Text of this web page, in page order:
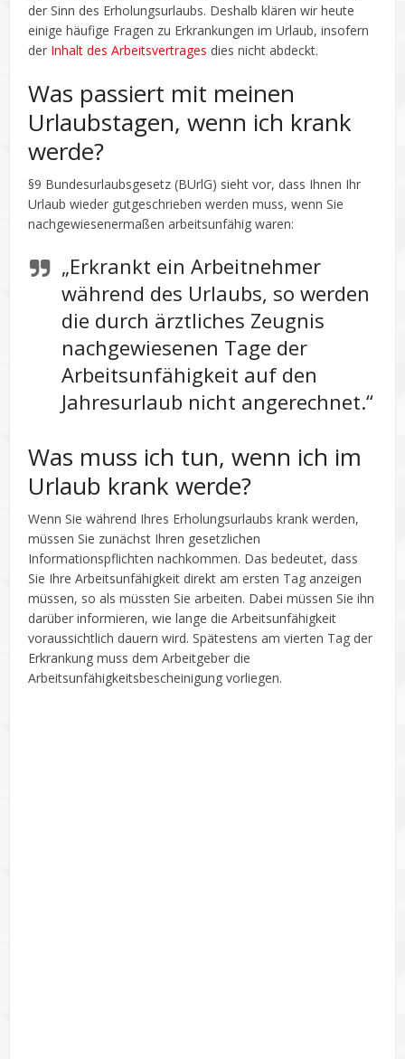
der Sinn des Erholungsurlaubs. Deshalb klären wir heute
einige häufige Fragen zu Erkrankungen im Urlaub, insofern
der Inhalt des Arbeitsvertrages dies nicht abdeckt.
Was passiert mit meinen
Urlaubstagen, wenn ich krank
werde?
§9 Bundesurlaubsgesetz (BUrlG) sieht vor, dass Ihnen Ihr
Urlaub wieder gutgeschrieben werden muss, wenn Sie
nachgewiesenermaßen arbeitsunfähig waren:
„Erkrankt ein Arbeitnehmer
während des Urlaubs, so werden
die durch ärztliches Zeugnis
nachgewiesenen Tage der
Arbeitsunfähigkeit auf den
Jahresurlaub nicht angerechnet.“
Was muss ich tun, wenn ich im
Urlaub krank werde?
Wenn Sie während Ihres Erholungsurlaubs krank werden,
müssen Sie zunächst Ihren gesetzlichen
Informationspflichten nachkommen. Das bedeutet, dass
Sie Ihre Arbeitsunfähigkeit direkt am ersten Tag anzeigen
müssen, so als müssten Sie arbeiten. Dabei müssen Sie ihn
darüber informieren, wie lange die Arbeitsunfähigkeit
voraussichtlich dauern wird. Spätestens am vierten Tag der
Erkrankung muss dem Arbeitgeber die
Arbeitsunfähigkeitsbescheinigung vorliegen.